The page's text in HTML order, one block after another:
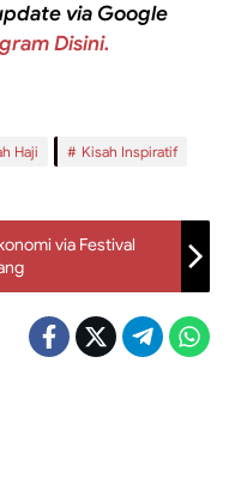
via Google
Disini.
Haji
Kisah Inspiratif
via Festival